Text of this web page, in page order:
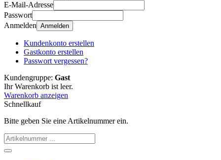
E-Mail-Adresse
Passwort
Anmelden Anmelden
Kundenkonto erstellen
Gastkonto erstellen
Passwort vergessen?
Kundengruppe: Gast
Ihr Warenkorb ist leer.
Warenkorb anzeigen
Schnellkauf
Bitte geben Sie eine Artikelnummer ein.